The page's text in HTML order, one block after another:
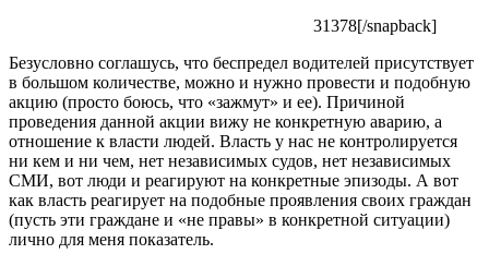
31378[/snapback]
Безусловно соглашусь, что беспредел водителей присутствует
в большом количестве, можно и нужно провести и подобную
акцию (просто боюсь, что «зажмут» и ее). Причиной
проведения данной акции вижу не конкретную аварию, а
отношение к власти людей. Власть у нас не контролируется
ни кем и ни чем, нет независимых судов, нет независимых
СМИ, вот люди и реагируют на конкретные эпизоды. А вот
как власть реагирует на подобные проявления своих граждан
(пусть эти граждане и «не правы» в конкретной ситуации)
лично для меня показатель.